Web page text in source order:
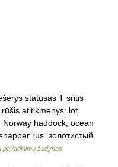
statusas T sritis
atitikmenys: lot.
haddock; ocean
rus. золотистый
pavadinimų žodynas